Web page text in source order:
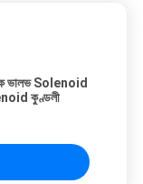
ভালভ Solenoid
কুণ্ডলী